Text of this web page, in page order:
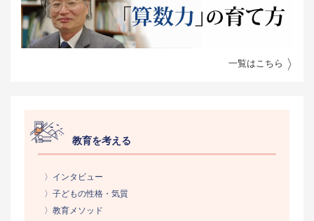
一覧はこちら
教育を考える
〉インタビュー
〉子どもの性格・気質
〉教育メソッド